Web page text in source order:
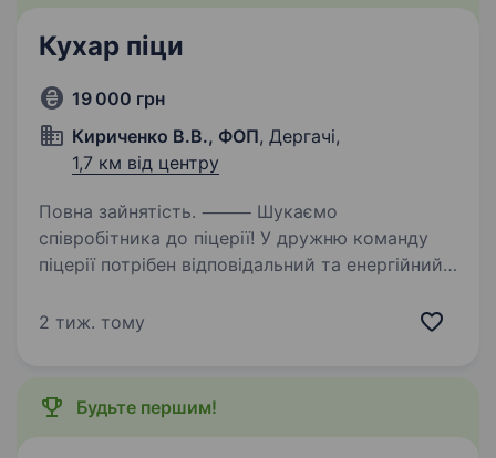
Кухар піци
19 000 грн
Кириченко В.В., ФОП, Дергачі,
1,7 км від центру
Повна зайнятість. ⸻ Шукаємо
співробітника до піцерії! У дружню команду
піцерії потрібен відповідальний та енергійний
та розвиватися відповідальність
2 тиж. тому
Будьте першим!